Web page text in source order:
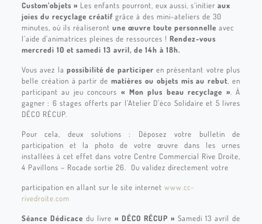
Custom’objets » Les enfants pourront, eux aussi, s’initier aux
joies du recyclage créatifgrâce à des mini-ateliers de 30
minutes, où ils réaliseront une œuvre toute personnelle avec
l’aide d’animatrices pleines de ressources ! Rendez-vous
mercredi 10 et samedi 13 avril, de 14h à 18h.
Vous avez la possibilité de participer en présentant votre plus
belle création à partir dematières ou objets mis au rebut, en
participant au jeu concours « Mon plus beau recyclage ». À
gagner : 6 stages offerts par l’Atelier D’éco Solidaire et 5 livres
DÉCO RÉCUP.
Pour cela, deux solutions : Déposez votre bulletin de
participation et la photo de votre œuvre dans les urnes
installées à cet effet dans votre Centre Commercial Rive Droite,
4 Pavillons – Rocade sortie 26. Ou validez directement votre
participation en allant sur le site internet www.cc-
rivedroite.com
Séance Dédicace du livre « DÉCO RÉCUP » Samedi 13 avril de